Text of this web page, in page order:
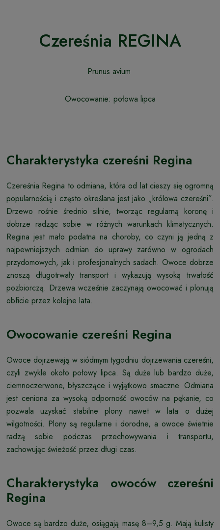
Czereśnia REGINA
Prunus avium
Owocowanie: połowa lipca
Charakterystyka czereśni Regina
Czereśnia Regina to odmiana, która od lat cieszy się ogromną
popularnością i często określana jest jako „królowa czereśni”.
Drzewo rośnie średnio silnie, tworząc regularną koronę i
dobrze radząc sobie w różnych warunkach klimatycznych.
Regina jest mało podatna na choroby, co czyni ją jedną z
najpewniejszych odmian do uprawy zarówno w ogrodach
przydomowych, jak i profesjonalnych sadach. Owoce dobrze
znoszą długotrwały transport i wykazują wysoką trwałość
pozbiorczą. Drzewa wcześnie zaczynają owocować i plonują
obficie przez kolejne lata.
Owocowanie czereśni Regina
Owoce dojrzewają w siódmym tygodniu dojrzewania czereśni,
czyli zwykle około połowy lipca. Są duże lub bardzo duże,
ciemnoczerwone, błyszczące i wyjątkowo smaczne. Odmiana
jest ceniona za wysoką odporność owoców na pękanie, co
pozwala uzyskać stabilne plony nawet w lata o dużej
wilgotności. Plony są regularne i dorodne, a owoce świetnie
radzą sobie podczas przechowywania i transportu,
zachowując świeżość przez długi czas.
Charakterystyka owoców czereśni
Regina
Owoce są bardzo duże, osiągają masę 8–9,5 g. Mają kulisty